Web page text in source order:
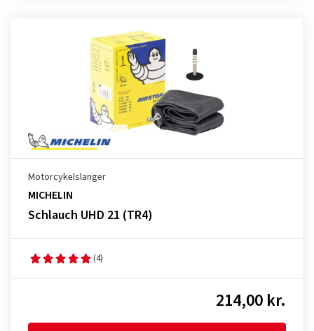
Motorcykelslanger
MICHELIN
Schlauch UHD 21 (TR4)
(4)
214,00 kr.